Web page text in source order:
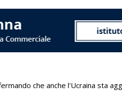
che anche l'Ucraina sta